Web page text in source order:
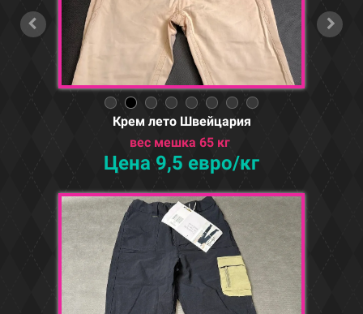
Крем лето Швейцария
вес мешка 65 кг
Цена 9,5 евро/кг